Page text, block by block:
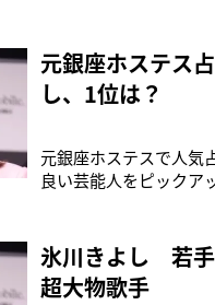
たのは、30日の番組
（44）がス
元銀座ホステス
し、1位は？
元銀座ホステスで人気
良い芸能人をピックア
人生！運気の流れと
進みそう。第1位に選
氷川きよし 若手
超大物歌手